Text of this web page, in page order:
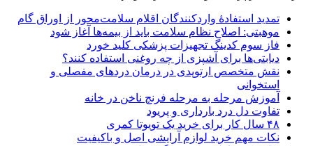
تمدید استفادۀ واردکنندگان اقلام سلامت‌محور از اوراق گام
موهبتی: اصلاح نظام سلامت باید از بیمه‌ها آغاز شود
فاز سوم کدینگ تجهیزات پزشکی کلید خورد
دیابتی‌ها برای آشپزی از چه روغنی استفاده کنند؟
نقش متخصص ارتوپدی در درمان دردهای مفصلی و
استخوانی
آموزش مرحله به مرحله فرنچ ناخن در خانه
تفاوت دل درد بارداری و پریود
۴۸ سال کار برای خرید یک تویوتا کمری
نکات مهم خرید لوازم آرایشی اصل و باکیفیت